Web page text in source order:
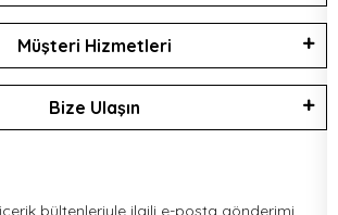
Müşteri Hizmetleri
Bize Ulaşın
bültenleriyle ilgili e-posta gönderimi